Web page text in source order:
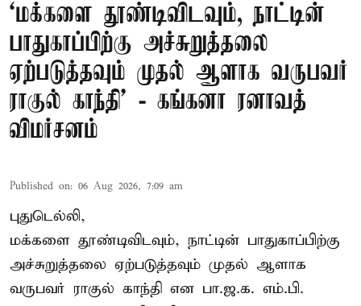
‘மக்களை தூண்டிவிடவும், நாட்டின்
பாதுகாப்பிற்கு அச்சுறுத்தலை
ஏற்படுத்தவும் முதல் ஆளாக வருபவர்
ராகுல் காந்தி’ - கங்கனா ரனாவத்
விமர்சனம்
Published on: 06 Aug 2026, 7:09 am
புதுடெல்லி,
மக்களை தூண்டிவிடவும், நாட்டின் பாதுகாப்பிற்கு
அச்சுறுத்தலை ஏற்படுத்தவும் முதல் ஆளாக
வருபவர் ராகுல் காந்தி என பா.ஜ.க. எம்.பி.